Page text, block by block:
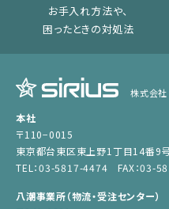
お手入れ方法や、
困ったときの対処法
株式会社
本社
〒110−0015
東京都台東区東上野1丁目14番9
TEL：03-5817-4474 FAX：03-
八潮事業所（物流・受注センター）